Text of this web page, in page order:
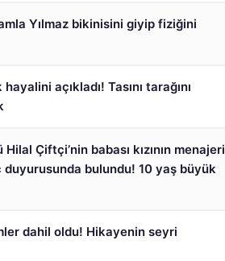
Yılmaz bikinisini giyip fiziğini
açıkladı! Tasını tarağını
Hilal Çiftçi’nin babası kızının menajeri
bulundu! 10 yaş büyük
dahil oldu! Hikayenin seyri